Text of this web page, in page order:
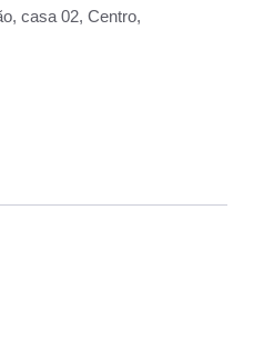
casa 02, Centro,